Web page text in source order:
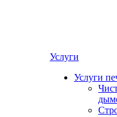
Услуги
Услуги